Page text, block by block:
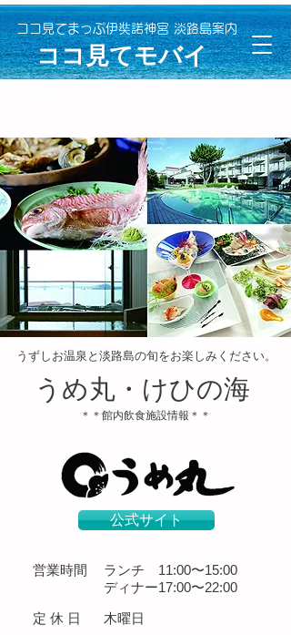
ココ見てまっぷ伊奘諾神宮 淡路島案内
​ココ見てモバイ
ル
うずしお温泉と淡路島の旬をお楽しみください。
うめ丸・けひの海
＊＊館内飲食施設情報＊＊
公式サイト
営業時間
ランチ 11:00〜15:00
ディナー17:00〜22:00
定 休 日
木曜日